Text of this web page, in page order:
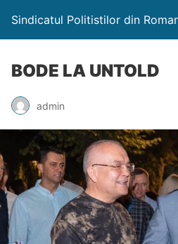
Sindicatul Politistilor din
BODE LA UNTOLD
admin